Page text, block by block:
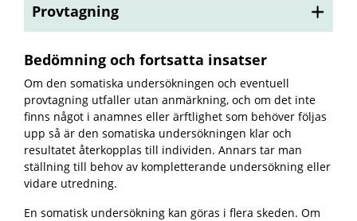
Provtagning
Bedömning och fortsatta insatser
Om den somatiska undersökningen och eventuell
provtagning utfaller utan anmärkning, och om det inte
finns något i anamnes eller ärftlighet som behöver följas
upp så är den somatiska undersökningen klar och
resultatet återkopplas till individen. Annars tar man
ställning till behov av kompletterande undersökning eller
vidare utredning.
En somatisk undersökning kan göras i flera skeden. Om